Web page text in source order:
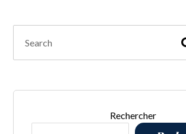
Rechercher